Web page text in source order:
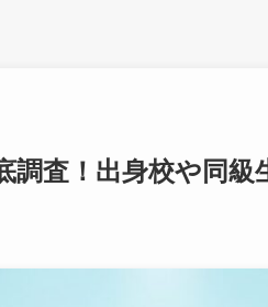
調査！出身校や同級